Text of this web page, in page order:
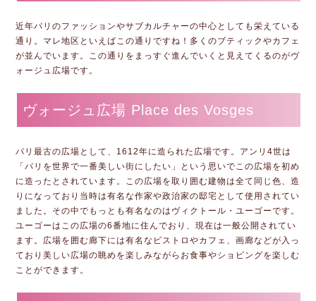
近年パリのファッションやサブカルチャーの中心としても栄えている
通り。マレ地区といえばこの通りですね！多くのブティックやカフェ
が並んでいます。この通りをまっすぐ進んでいくと見えてくるのがヴ
ォージュ広場です。
ヴォージュ広場 Place des Vosges
パリ最古の広場として、1612年に造られた広場です。アンリ4世は
「パリを世界で一番美しい街にしたい」という思いでこの広場を初め
に造ったとされています。この広場を取り囲む建物は全て同じ色、造
りになっており当時は有名な作家や政治家の邸宅として使用されてい
ました。その中でもっとも有名なのはヴィクトール・ユーゴーです。
ユーゴーはこの広場の6番地に住んでおり、現在は一般公開されてい
ます。広場を囲む廊下には有名なビストロやカフェ、画廊などが入っ
ており美しい広場の眺めを楽しみながらお食事やショピングを楽しむ
ことができます。